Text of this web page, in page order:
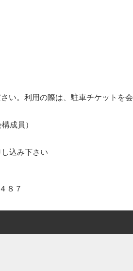
い。利用の際は、駐車チケットを会
成員）
込み下さい
８７